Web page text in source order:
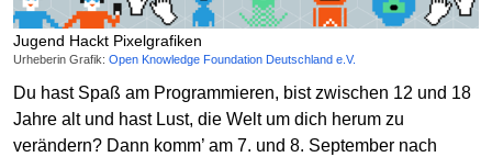
Jugend Hackt Pixelgrafiken
Urheberin Grafik: Open Knowledge Foundation Deutschland e.V.
Du hast Spaß am Programmieren, bist zwischen 12 und 18
Jahre alt und hast Lust, die Welt um dich herum zu
verändern? Dann komm’ am 7. und 8. September nach